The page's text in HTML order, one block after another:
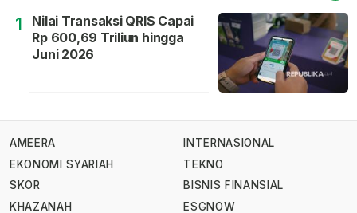
1
Nilai Transaksi QRIS Capai
Rp 600,69 Triliun hingga
Juni 2026
AMEERA
EKONOMI SYARIAH
SKOR
KHAZANAH
INTERNASIONAL
TEKNO
BISNIS FINANSIAL
ESGNOW